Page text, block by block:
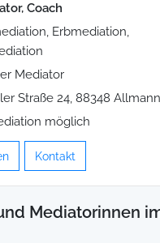
Coach
Erbmediation,
Mediator
Straße 24, 88348
möglich
Kontakt
Mediatorinnen